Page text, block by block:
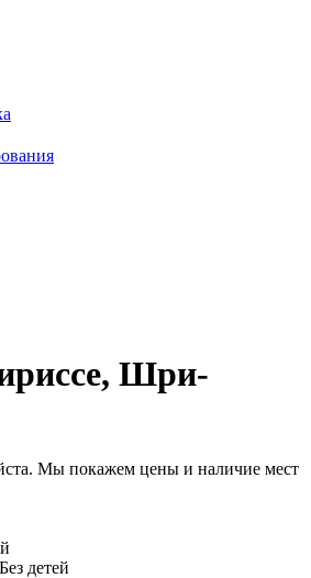
Шри-
Мы покажем цены и наличие мест
детей